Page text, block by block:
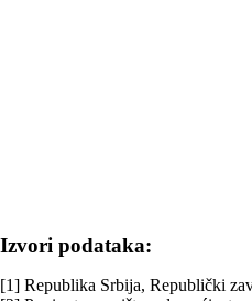
Izvori podataka:
[1] Republika Srbija, Republički